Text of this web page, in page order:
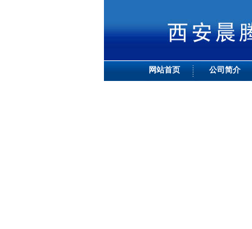
网站首页 公司简介